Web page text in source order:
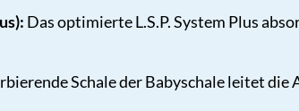
Das optimierte L.S.P. System Plus
Schale der Babyschale leitet